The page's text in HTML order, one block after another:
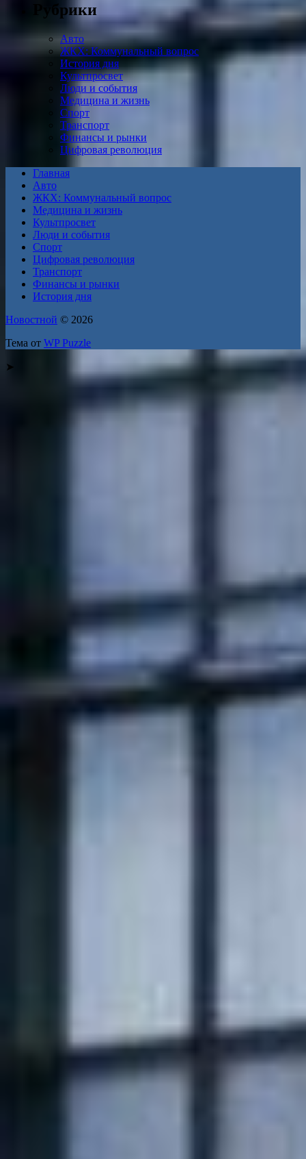
Рубрики
Авто
ЖКХ: Коммунальный вопрос
История дня
Культпросвет
Люди и события
Медицина и жизнь
Спорт
Транспорт
Финансы и рынки
Цифровая революция
Главная
Авто
ЖКХ: Коммунальный вопрос
Медицина и жизнь
Культпросвет
Люди и события
Спорт
Цифровая революция
Транспорт
Финансы и рынки
История дня
Новостной © 2026
Тема от WP Puzzle
➤